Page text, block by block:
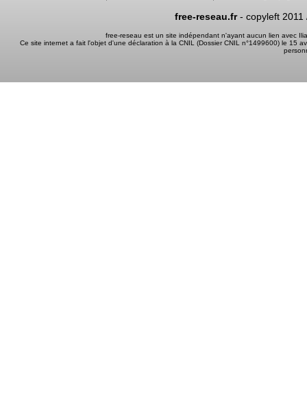
free-reseau.fr- copyleft 2011
free-reseau est un site indépendant n'ayant aucun lien avec
Ce site internet a fait l'objet d'une déclaration à la CNIL (Dossier CNIL n°1499600) le 15